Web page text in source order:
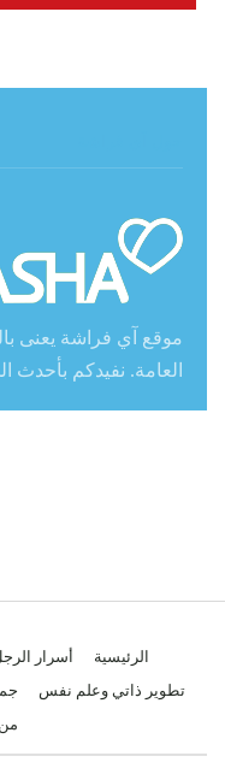
موقع آي فراشة يعنى
العامة. نفيدكم بأحدث
الرئيسية أسرار
تطوير ذاتي وعلم نفس